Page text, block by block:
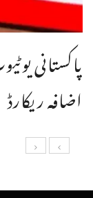
پاکستانی
اضافہ ریکارڈ